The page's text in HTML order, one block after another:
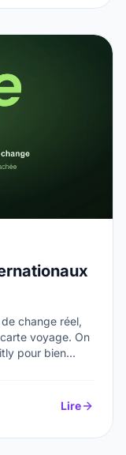
change réel,
voyage. On
pour bien
Lire